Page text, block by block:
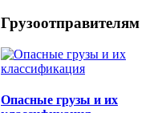
Грузоотправителям
Опасные грузы и их